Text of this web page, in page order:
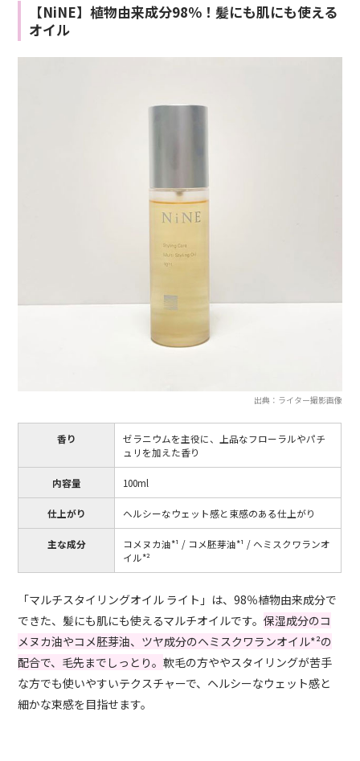
【NiNE】植物由来成分98％！髪にも肌にも使える
オイル
出典：ライター撮影画像
香り
ゼラニウムを主役に、上品なフローラルやパチ
ュリを加えた香り
内容量 100ml
仕上がり ヘルシーなウェット感と束感のある仕上がり
主な成分
コメヌカ油*¹ / コメ胚芽油*¹ / ヘミスクワランオ
イル*²
「マルチスタイリングオイル ライト」は、98％植物由来成分で
できた、髪にも肌にも使えるマルチオイルです。保湿成分のコ
メヌカ油やコメ胚芽油、ツヤ成分のヘミスクワランオイル*²の
配合で、毛先までしっとり。軟毛の方ややスタイリングが苦手
な方でも使いやすいテクスチャーで、ヘルシーなウェット感と
細かな束感を目指せます。